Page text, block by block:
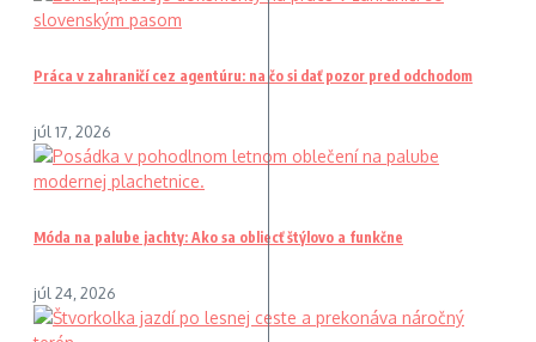
Práca v zahraničí cez agentúru: na čo si dať pozor pred odchodom
júl 17, 2026
Móda na palube jachty: Ako sa obliecť štýlovo a funkčne
júl 24, 2026